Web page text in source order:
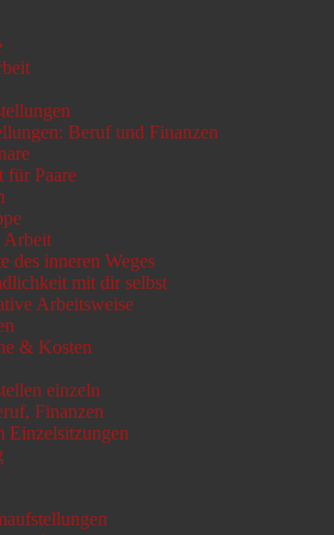
Beruf und Finanzen
für Paare
Arbeit
des inneren Weges
mit dir selbst
Arbeitsweise
& Kosten
einzeln
Finanzen
Einzelsitzungen